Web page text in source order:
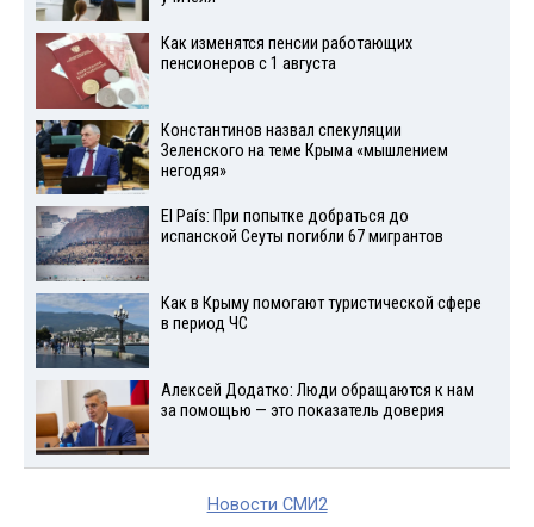
Как изменятся пенсии работающих
пенсионеров с 1 августа
Константинов назвал спекуляции
Зеленского на теме Крыма «мышлением
негодяя»
El País: При попытке добраться до
испанской Сеуты погибли 67 мигрантов
Как в Крыму помогают туристической сфере
в период ЧС
Алексей Додатко: Люди обращаются к нам
за помощью — это показатель доверия
Новости СМИ2